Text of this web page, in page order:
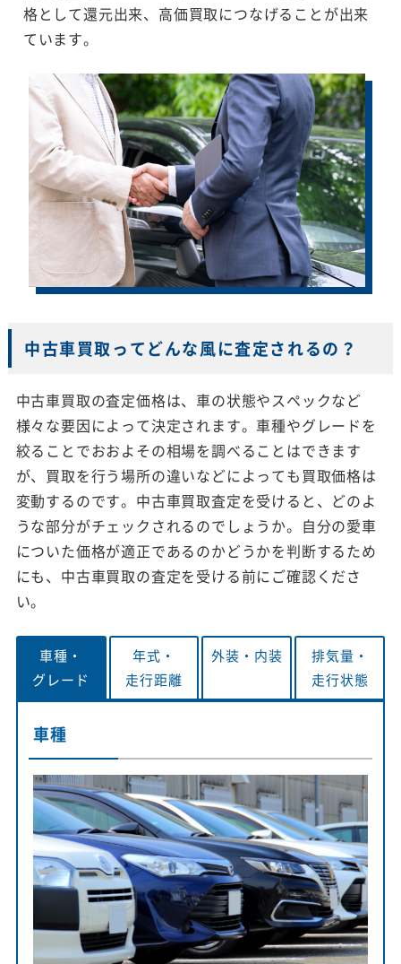
格として還元出来、高価買取につなげることが出来
ています。
中古車買取ってどんな風に査定されるの？
中古車買取の査定価格は、車の状態やスペックなど
様々な要因によって決定されます。車種やグレードを
絞ることでおおよその相場を調べることはできます
が、買取を行う場所の違いなどによっても買取価格は
変動するのです。中古車買取査定を受けると、どのよ
うな部分がチェックされるのでしょうか。自分の愛車
についた価格が適正であるのかどうかを判断するため
にも、中古車買取の査定を受ける前にご確認くださ
い。
車種・
グレード
年式・
走行距離
外装・ 内装
排気量・
走行状態
車種